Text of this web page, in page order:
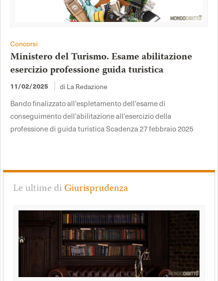
Concorsi
Ministero del Turismo. Esame abilitazione
esercizio professione guida turistica
11/02/2025 di La Redazione
Bando finalizzato all’espletamento dell’esame di
conseguimento dell’abilitazione all’esercizio della
professione di guida turistica Scadenza 27 febbraio 2025
Le ultime diGiurisprudenza